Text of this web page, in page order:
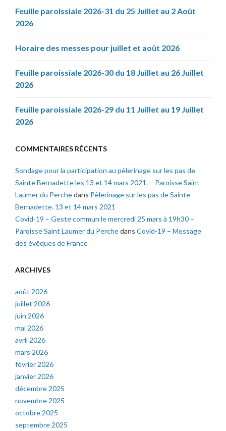
Feuille paroissiale 2026-31 du 25 Juillet au 2 Août
2026
Horaire des messes pour juillet et août 2026
Feuille paroissiale 2026-30 du 18 Juillet au 26 Juillet
2026
Feuille paroissiale 2026-29 du 11 Juillet au 19 Juillet
2026
COMMENTAIRES RÉCENTS
Sondage pour la participation au pèlerinage sur les pas de
Sainte Bernadette les 13 et 14 mars 2021. – Paroisse Saint
Laumer du Perchedans Pèlerinage sur les pas de Sainte
Bernadette. 13 et 14 mars 2021
Covid-19 – Geste commun le mercredi 25 mars à 19h30 –
Paroisse Saint Laumer du Perchedans Covid-19 – Message
des évêques de France
ARCHIVES
août 2026
juillet 2026
juin 2026
mai 2026
avril 2026
mars 2026
février 2026
janvier 2026
décembre 2025
novembre 2025
octobre 2025
septembre 2025